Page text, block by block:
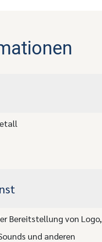
Bereitstellung von Logo,
und anderen